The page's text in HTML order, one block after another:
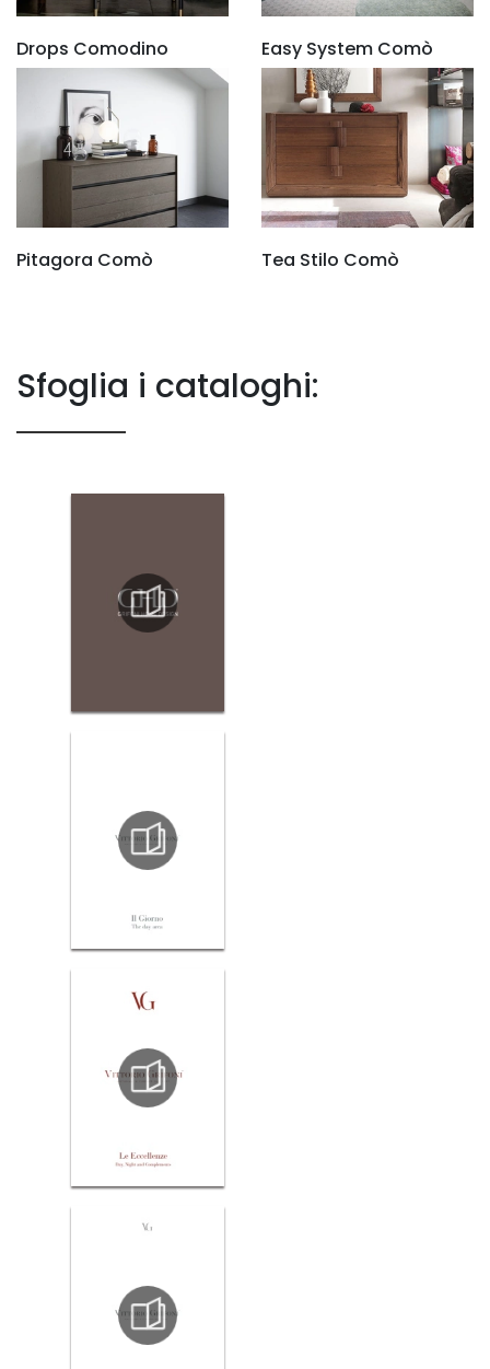
Drops Comodino Easy System Comò
Pitagora Comò Tea Stilo Comò
Sfoglia i cataloghi: